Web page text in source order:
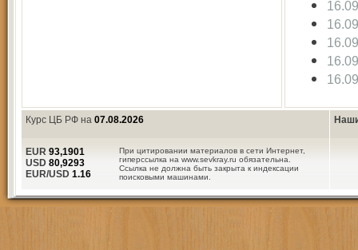
Курс ЦБ РФ на 07.08.2026
При цитировании материалов в сети Интернет,
гиперссылка на www.sevkray.ru обязательна.
Ссылка не должна быть закрыта к индексации
поисковыми машинами.
EUR 93,1901
USD 80,9293
EUR/USD 1.16